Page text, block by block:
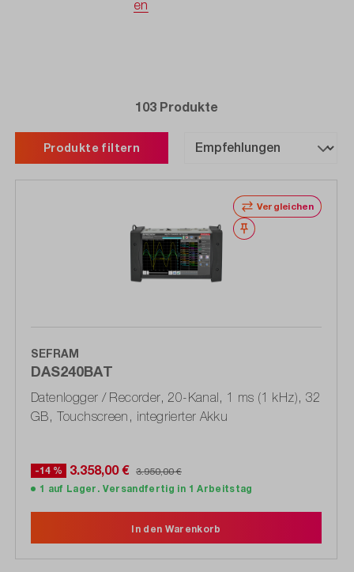
en
Produkte filtern
103 Produkte
Vergleichen
Merken
SEFRAM
DAS240BAT
Datenlogger / Recorder, 20-Kanal, 1 ms (1 kHz), 32
GB, Touchscreen, integrierter Akku
-14 % 3.358,00 € 3.950,00 €
1 auf Lager. Versandfertig in 1 Arbeitstag
In den Warenkorb